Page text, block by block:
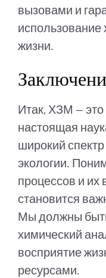
вызовами и
жизни.
Итак, ХЗМ — это
настоящая
широкий
экологии.
процессов и
становится
Мы должны
химический
восприятие
ресурсами.